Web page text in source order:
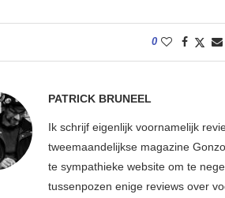
0
PATRICK BRUNEEL
Ik schrijf eigenlijk voornamelijk
tweemaandelijkse magazine
te sympathieke website om te
tussenpozen enige reviews over